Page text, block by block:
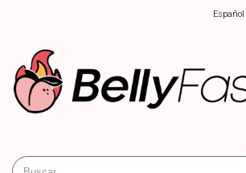
Español